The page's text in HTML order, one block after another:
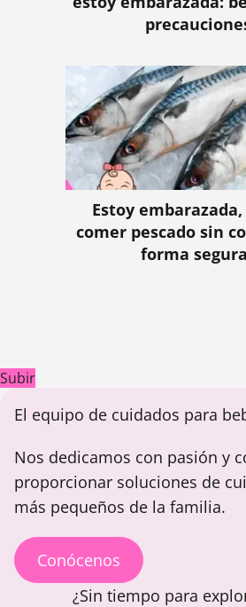
Estoy
comer pescado sin
forma
Subir
El equipo de cuidados para
Nos dedicamos con pasión y
proporcionar soluciones de
más pequeños de la familia.
Conócenos
¿Sin tiempo para